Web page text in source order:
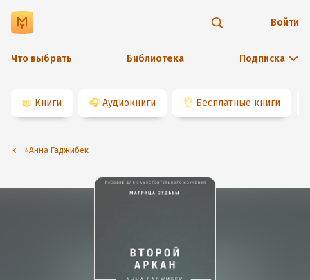
Что выбрать Библиотека Подписка
Войти
📖 Книги 🎧 Аудиокниги 👌 Бесплатные книги
⭐️Анна Гаджибек